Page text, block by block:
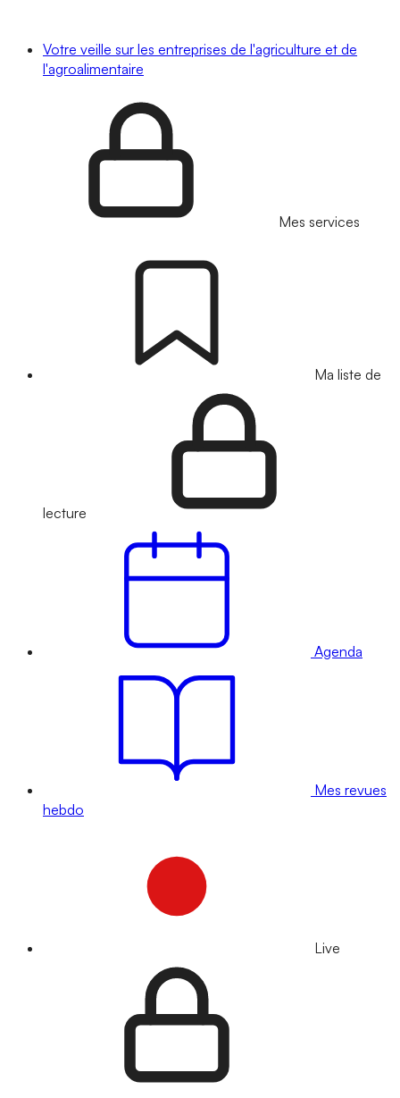
Votre veille sur les entreprises de l'agriculture et de
l'agroalimentaire
Mes services
Ma liste de
lecture
Agenda
Mes revues
hebdo
Live